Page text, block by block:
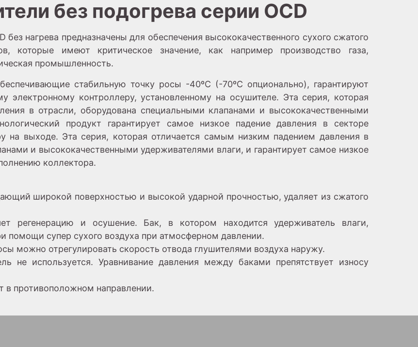
без подогрева серии OCD
нагрева предназначены для обеспечения высококачественного сухого сжатого
которые имеют критическое значение, как например производство газа,
промышленность.
стабильную точку росы -40ºC (-70ºC опционально), гарантируют
электронному контроллеру, установленному на осушителе. Эта серия, которая
в отрасли, оборудована специальными клапанами и высококачественными
продукт гарантирует самое низкое падение давления в секторе
на выходе. Эта серия, которая отличается самым низким падением давления в
и высококачественными удерживателями влаги, и гарантирует самое низкое
коллектора.
широкой поверхностью и высокой ударной прочностью, удаляет из сжатого
регенерацию и осушение. Бак, в котором находится удерживатель влаги,
помощи супер сухого воздуха при атмосферном давлении.
можно отрегулировать скорость отвода глушителями воздуха наружу.
не используется. Уравнивание давления между баками препятствует износу
в противоположном направлении.